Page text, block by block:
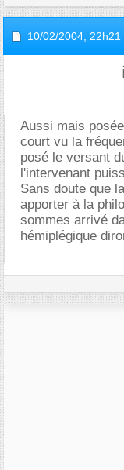
10/02/2004, 22h21
Aussi mais
court vu la
posé le versant
l'intervenant
Sans doute que
apporter à la
sommes arrivé
hémiplégique